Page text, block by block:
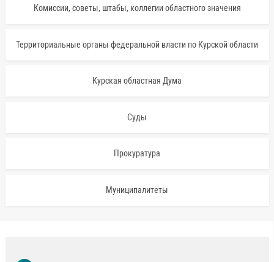
Комиссии, советы, штабы, коллегии областного значения
Территориальные органы федеральной власти по Курской области
Курская областная Дума
Суды
Прокуратура
Муниципалитеты